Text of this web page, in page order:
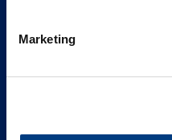
Marketing
Vittoria Assicurazioni S.p.A.
Part. IVA 01329510158